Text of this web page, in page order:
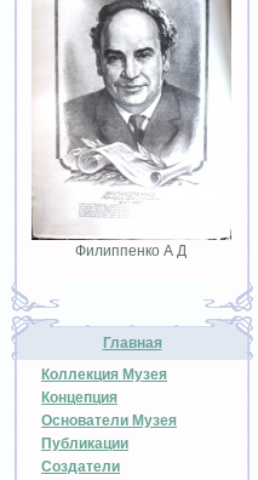
Филиппенко А Д
Главная
Коллекция Музея
Концепция
Основатели Музея
Публикации
Создатели